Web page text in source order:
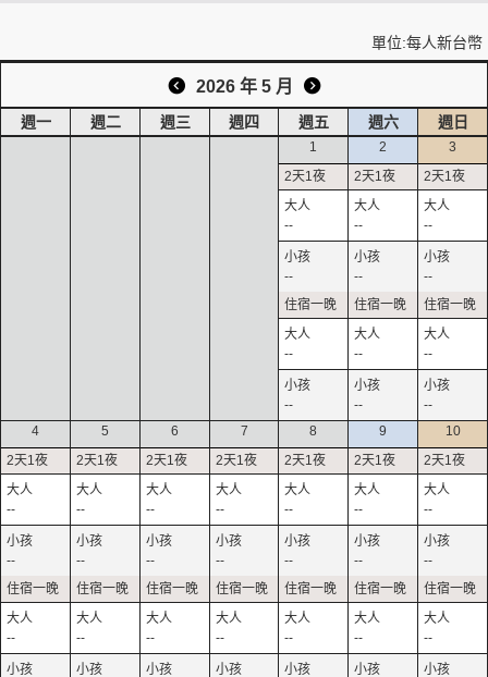
單位:每人新台幣
2026 年 5 月
週一 週二 週三 週四 週五 週六 週日
1
--
--
--
--
2
--
--
--
--
3
--
--
--
--
4
--
--
--
5
--
--
--
6
--
--
--
7
--
--
--
8
--
--
--
9
--
--
--
10
--
--
--